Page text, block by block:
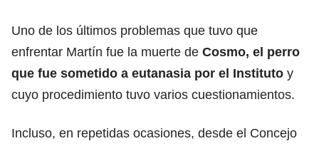
Uno de los últimos problemas que tuvo que
enfrentar Martín fue la muerte de Cosmo, el perro
que fue sometido a eutanasia por el Instituto y
cuyo procedimiento tuvo varios cuestionamientos.
Incluso, en repetidas ocasiones, desde el Concejo